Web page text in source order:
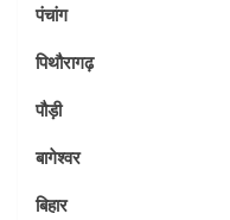
पंचांग
पिथौरागढ़
पौड़ी
बागेश्वर
बिहार